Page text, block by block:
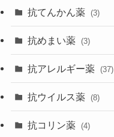
抗てんかん薬 (3)
抗めまい薬 (3)
抗アレルギー薬 (37)
抗ウイルス薬 (8)
抗コリン薬 (4)